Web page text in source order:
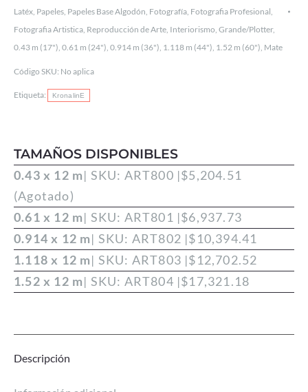
TEXTURA
FUERTE
100%
ALGODÓN
320
Latéx, Papeles, Papeles Base Algodón, Fotografía, Fotografia Profesional,
Fotografia Artistica, Reproducción de Arte, Interiorismo, Grande/Plotter,
0.43 m (17"), 0.61 m (24"), 0.914 m (36"), 1.118 m (44"), 1.52 m (60"), Mate
Código SKU: No aplica
Etiqueta: KronalinE
TAMAÑOS DISPONIBLES
0.43 x 12 m| SKU: ART800 |$5,204.51
(Agotado)
0.61 x 12 m| SKU: ART801 |$6,937.73
0.914 x 12 m| SKU: ART802 |$10,394.41
1.118 x 12 m| SKU: ART803 |$12,702.52
1.52 x 12 m| SKU: ART804 |$17,321.18
Descripción